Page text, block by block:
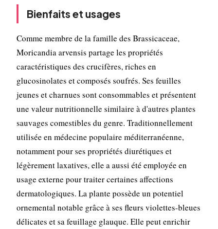
Bienfaits et usages
Comme membre de la famille des Brassicaceae,
Moricandia arvensis partage les propriétés
caractéristiques des crucifères, riches en
glucosinolates et composés soufrés. Ses feuilles
jeunes et charnues sont consommables et présentent
une valeur nutritionnelle similaire à d'autres plantes
sauvages comestibles du genre. Traditionnellement
utilisée en médecine populaire méditerranéenne,
notamment pour ses propriétés diurétiques et
légèrement laxatives, elle a aussi été employée en
usage externe pour traiter certaines affections
dermatologiques. La plante possède un potentiel
ornemental notable grâce à ses fleurs violettes-bleues
délicates et sa feuillage glauque. Elle peut enrichir